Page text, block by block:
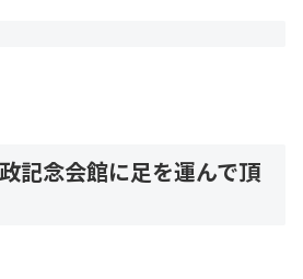
記念会館に足を運んで頂